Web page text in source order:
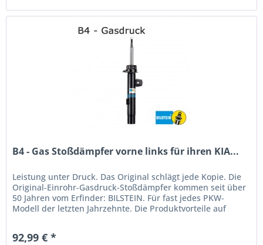
B4 - Gas Stoßdämpfer vorne links für ihren KIA...
Leistung unter Druck. Das Original schlägt jede Kopie. Die
Original-Einrohr-Gasdruck-Stoßdämpfer kommen seit über
50 Jahren vom Erfinder: BILSTEIN. Für fast jedes PKW-
Modell der letzten Jahrzehnte. Die Produktvorteile auf
92,99 € *